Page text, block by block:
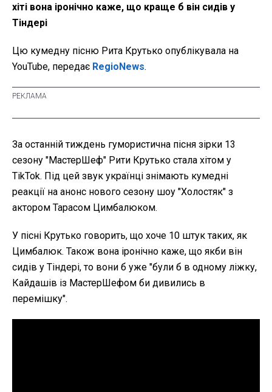
хіті вона іронічно каже, що краще б він сидів у
Тіндері
Цю кумедну пісню Рита Крутько опублікувала на
YouTube, передає RegioNews.
За останній тиждень гумористична пісня зірки 13
сезону "МастерШеф" Рити Крутько стала хітом у
TikTok. Під цей звук українці знімають кумедні
реакції на анонс нового сезону шоу "Холостяк" з
актором Тарасом Цимбалюком.
У пісні Крутько говорить, що хоче 10 штук таких, як
Цимбалюк. Також вона іронічно каже, що якби він
сидів у Тіндері, то вони б уже "були б в одному ліжку,
Кайдашів із МастерШефом би дивились в
перемішку".